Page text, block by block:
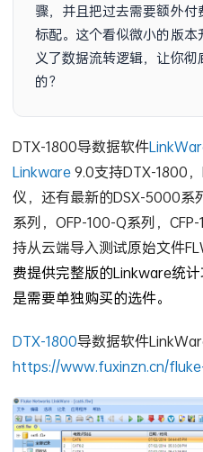
骤，并且把过去需要额外付
标配。这个看似微小的版
义了数据流转逻辑，让你
的？
DTX-1800导数据软件
Linkware9.0支持DTX-1800
仪，还有最新的DSX-5000系
系列，OFP-100-Q系列，CFP-
持从云端导入测试原始文件
费提供完整版的Linkware统
是需要单独购买的选件。
DTX-1800导数据软件
https://www.fuxinzn.cn/